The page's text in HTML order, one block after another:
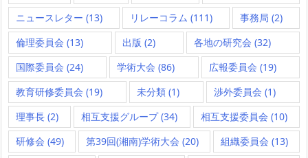
ニュースレター (13) リレーコラム (111) 事務局 (2)
倫理委員会 (13) 出版 (2) 各地の研究会 (32)
国際委員会 (24) 学術大会 (86) 広報委員会 (19)
教育研修委員会 (19) 未分類 (1) 渉外委員会 (1)
理事長 (2) 相互支援グループ(34) 相互支援委員会 (10)
研修会 (49) 第39回(湘南)学術大会 (20) 組織委員会 (13)